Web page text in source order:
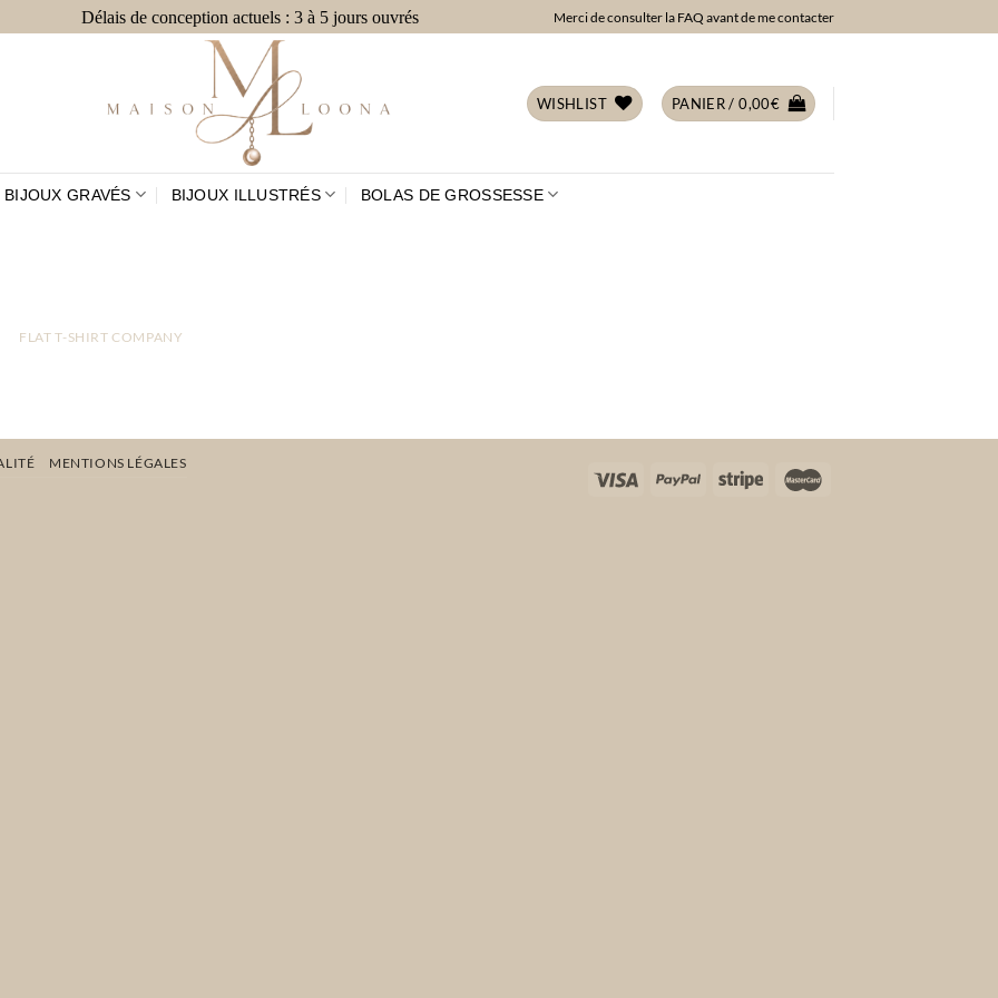
Délais de conception actuels : 3 à 5 jours ouvrés Merci de consulter la FAQ avant de me contacter
WISHLIST PANIER /0,00€
BIJOUX GRAVÉS BIJOUX ILLUSTRÉS BOLAS DE GROSSESSE
FLAT T-SHIRT COMPANY
MENTIONS LÉGALES